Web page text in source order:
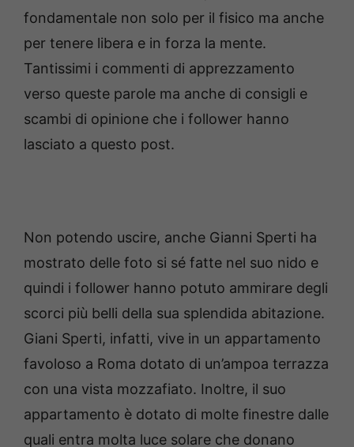
fondamentale non solo per il fisico ma anche
per tenere libera e in forza la mente.
Tantissimi i commenti di apprezzamento
verso queste parole ma anche di consigli e
scambi di opinione che i follower hanno
lasciato a questo post.
Non potendo uscire, anche Gianni Sperti ha
mostrato delle foto si sé fatte nel suo nido e
quindi i follower hanno potuto ammirare degli
scorci più belli della sua splendida abitazione.
Giani Sperti, infatti, vive in un appartamento
favoloso a Roma dotato di un’ampoa terrazza
con una vista mozzafiato. Inoltre, il suo
appartamento è dotato di molte finestre dalle
quali entra molta luce solare che donano